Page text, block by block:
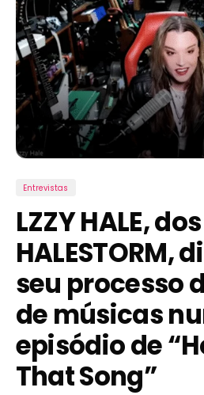
Entrevistas
LZZY HALE, dos
HALESTORM,
seu processo
de músicas
episódio de
That Song”